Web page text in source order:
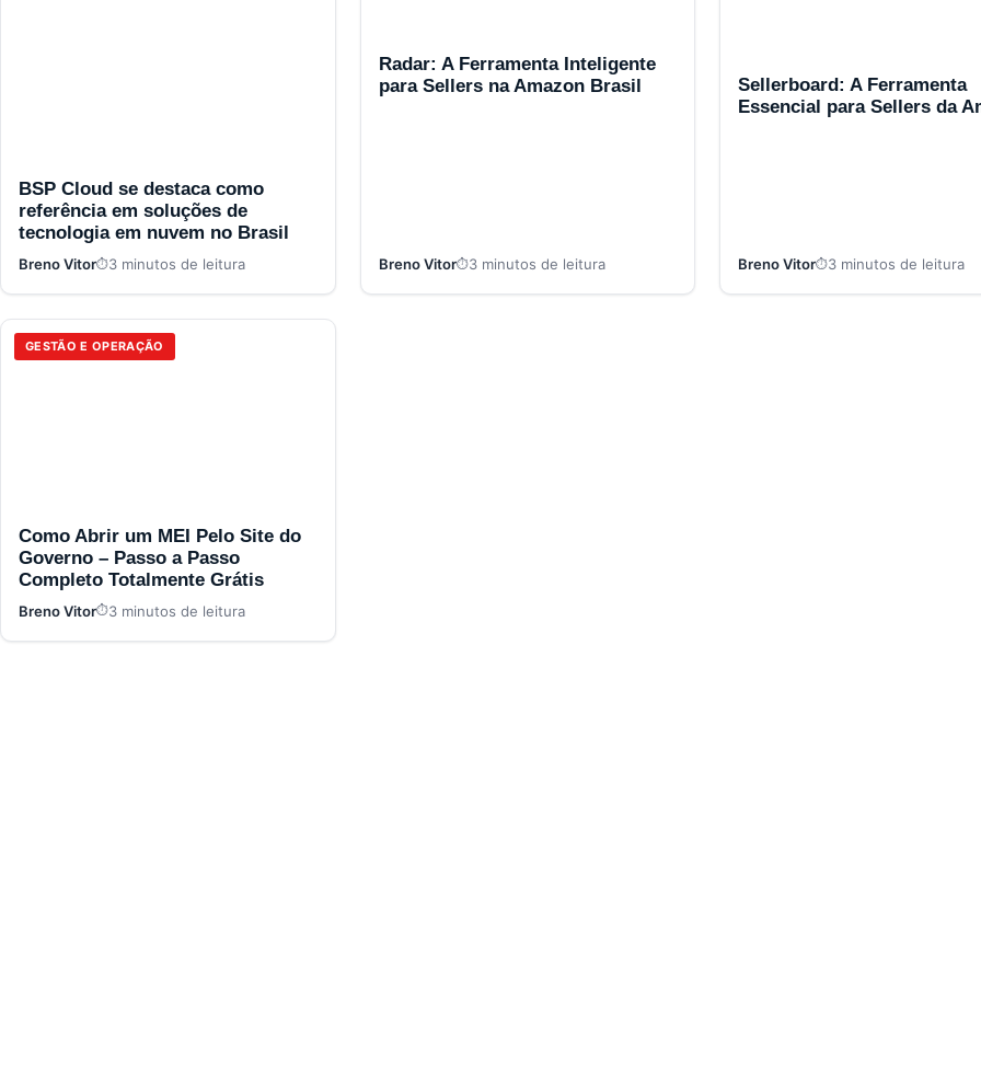
BSP Cloud se destaca como
referência em soluções de
tecnologia em nuvem no Brasil
Breno Vitor 3 minutos de leitura
Radar: A Ferramenta Inteligente
para Sellers na Amazon Brasil
Breno Vitor 3 minutos de leitura
Sellerboard: A Ferramenta
Essencial para Sellers da
Breno Vitor 3 minutos de leitura
GESTÃO E OPERAÇÃO
Como Abrir um MEI Pelo Site do
Governo – Passo a Passo
Completo Totalmente Grátis
Breno Vitor 3 minutos de leitura